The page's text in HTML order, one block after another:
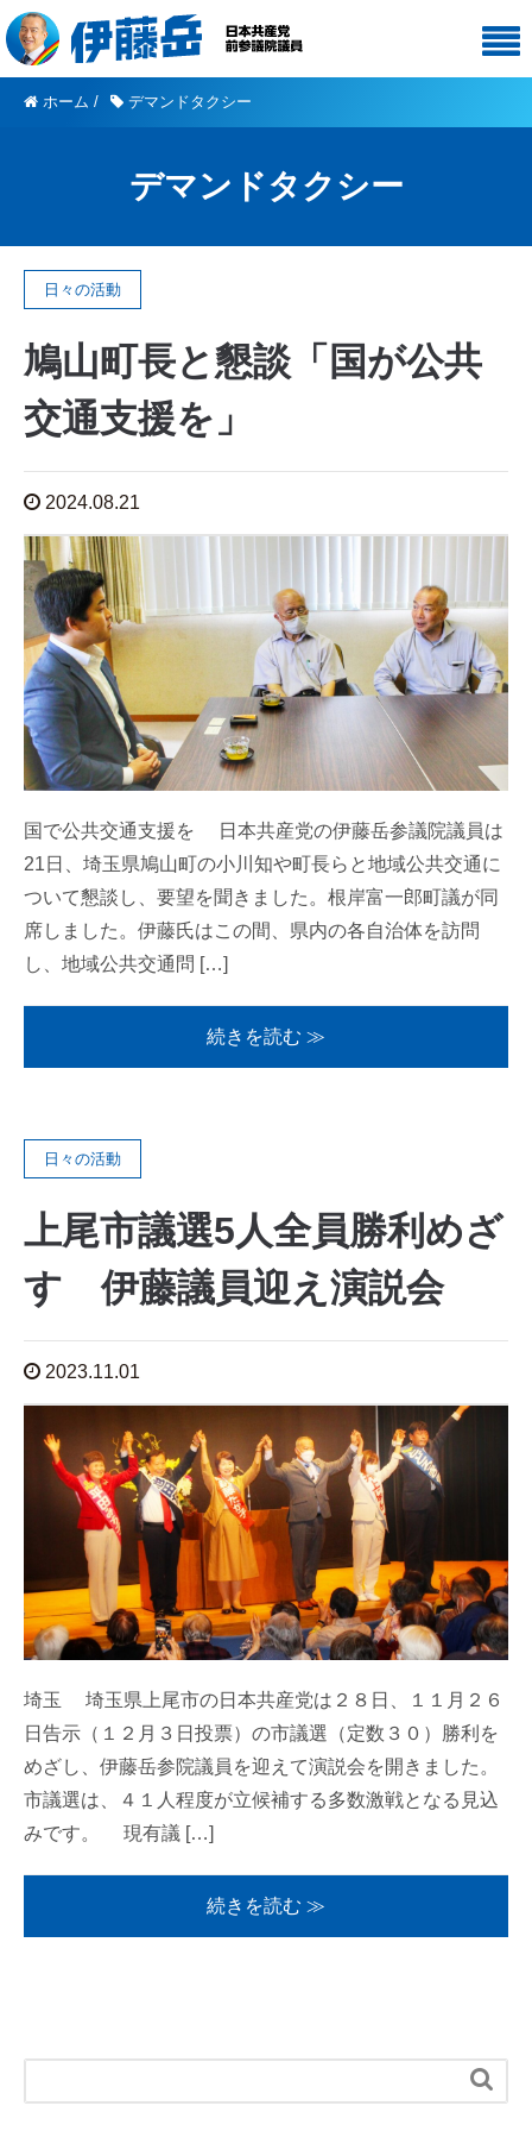
ホーム / デマンドタクシー
デマンドタクシー
日々の活動
鳩山町長と懇談「国が公共
交通支援を」
2024.08.21
国で公共交通支援を 日本共産党の伊藤岳参議院議員は
21日、埼玉県鳩山町の小川知や町長らと地域公共交通に
ついて懇談し、要望を聞きました。根岸富一郎町議が同
席しました。伊藤氏はこの間、県内の各自治体を訪問
し、地域公共交通問 […]
続きを読む ≫
日々の活動
上尾市議選5人全員勝利めざ
す 伊藤議員迎え演説会
2023.11.01
埼玉 埼玉県上尾市の日本共産党は２８日、１１月２６
日告示（１２月３日投票）の市議選（定数３０）勝利を
めざし、伊藤岳参院議員を迎えて演説会を開きました。
市議選は、４１人程度が立候補する多数激戦となる見込
みです。 現有議 […]
続きを読む ≫
